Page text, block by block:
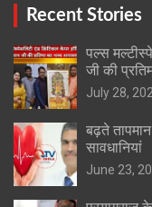
Recent Stories
पल्स
जी की
July 28,
बढ़ते
सावधानियां
June 23,